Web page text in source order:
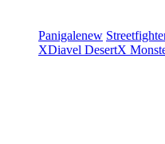
Panigalenew
XDiavel DesertX